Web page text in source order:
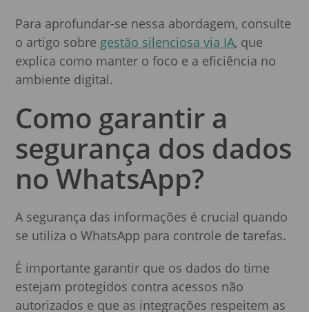
Para aprofundar-se nessa abordagem, consulte
o artigo sobre gestão silenciosa via IA, que
explica como manter o foco e a eficiência no
ambiente digital.
Como garantir a
segurança dos dados
no WhatsApp?
A segurança das informações é crucial quando
se utiliza o WhatsApp para controle de tarefas.
É importante garantir que os dados do time
estejam protegidos contra acessos não
autorizados e que as integrações respeitem as